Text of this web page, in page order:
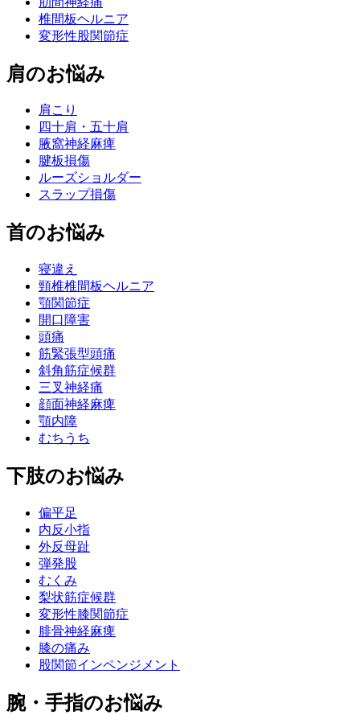
椎間板ヘルニア
変形性股関節症
肩のお悩み
肩こり
四十肩・五十肩
腋窩神経麻痺
腱板損傷
ルーズショルダー
スラップ損傷
首のお悩み
寝違え
頸椎椎間板ヘルニア
顎関節症
開口障害
頭痛
筋緊張型頭痛
斜角筋症候群
三叉神経痛
顔面神経麻痺
顎内障
むちうち
下肢のお悩み
偏平足
内反小指
外反母趾
弾発股
むくみ
梨状筋症候群
変形性膝関節症
腓骨神経麻痺
膝の痛み
股関節インペンジメント
腕・手指のお悩み